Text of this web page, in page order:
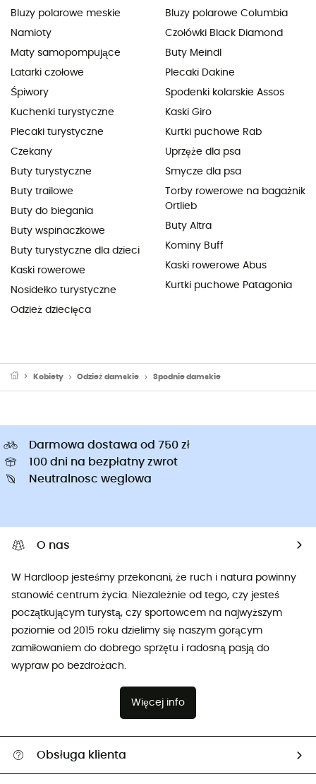
Bluzy polarowe meskie
Namioty
Maty samopompujące
Latarki czołowe
Śpiwory
Kuchenki turystyczne
Plecaki turystyczne
Czekany
Buty turystyczne
Buty trailowe
Buty do biegania
Buty wspinaczkowe
Buty turystyczne dla dzieci
Kaski rowerowe
Nosidełko turystyczne
Odzież dziecięca
Bluzy polarowe Columbia
Czołówki Black Diamond
Buty Meindl
Plecaki Dakine
Spodenki kolarskie Assos
Kaski Giro
Kurtki puchowe Rab
Uprzęże dla psa
Smycze dla psa
Torby rowerowe na bagażnik
Ortlieb
Buty Altra
Kominy Buff
Kaski rowerowe Abus
Kurtki puchowe Patagonia
Kobiety Odzież damskie Spodnie damskie
Darmowa dostawa od 750 zł
100 dni na bezpłatny zwrot
Neutralnosc weglowa
O nas
W Hardloop jesteśmy przekonani, że ruch i natura powinny
stanowić centrum życia. Niezależnie od tego, czy jesteś
początkującym turystą, czy sportowcem na najwyższym
poziomie od 2015 roku dzielimy się naszym gorącym
zamiłowaniem do dobrego sprzętu i radosną pasją do
wypraw po bezdrożach.
Więcej info
Obsługa klienta